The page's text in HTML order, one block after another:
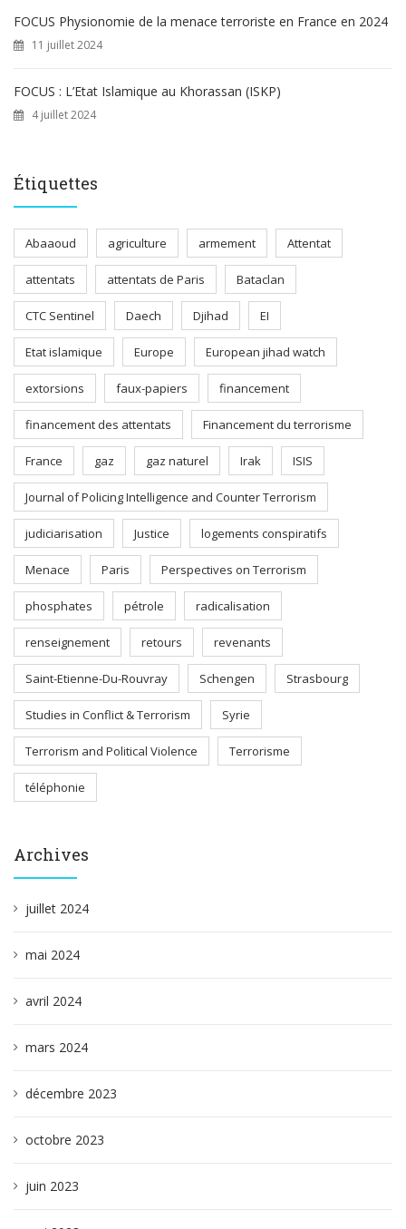
FOCUS Physionomie de la menace terroriste en France en 2024
11 juillet 2024
FOCUS : L’Etat Islamique au Khorassan (ISKP)
4 juillet 2024
Étiquettes
Abaaoud agriculture armement Attentat
attentats attentats de Paris Bataclan
CTC Sentinel Daech Djihad EI
Etat islamique Europe European jihad watch
extorsions faux-papiers financement
financement des attentats Financement du terrorisme
France gaz gaz naturel Irak ISIS
Journal of Policing Intelligence and Counter Terrorism
judiciarisation Justice logements conspiratifs
Menace Paris Perspectives on Terrorism
phosphates pétrole radicalisation
renseignement retours revenants
Saint-Etienne-Du-Rouvray Schengen Strasbourg
Studies in Conflict & Terrorism Syrie
Terrorism and Political Violence Terrorisme
téléphonie
Archives
juillet 2024
mai 2024
avril 2024
mars 2024
décembre 2023
octobre 2023
juin 2023